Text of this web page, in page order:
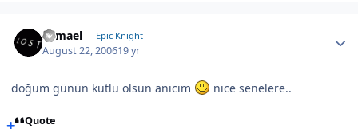
Samael Epic Knight
August 22, 200619 yr
doğum günün kutlu olsun anicim nice senelere..
Quote